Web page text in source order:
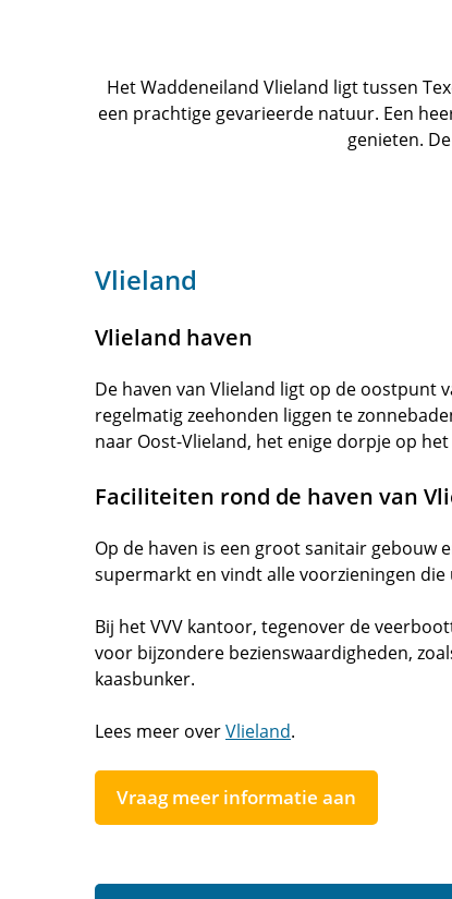
Het Waddeneiland Vlieland ligt tussen
een prachtige gevarieerde natuur. Een
genieten.
Vlieland
Vlieland haven
De haven van Vlieland ligt op de oostpunt
regelmatig zeehonden liggen te
naar Oost-Vlieland, het enige dorpje op
Faciliteiten rond de haven van
Op de haven is een groot sanitair gebouw
supermarkt en vindt alle voorzieningen
Bij het VVV kantoor, tegenover de
voor bijzondere bezienswaardigheden,
kaasbunker.
Lees meer overVlieland.
Vraag meer informatie aan